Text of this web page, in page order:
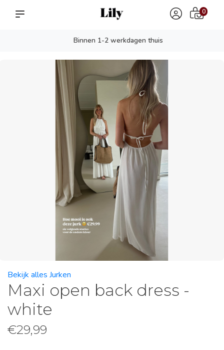
Binnen 1-2 werkdagen thuis
0
Bekijk alles Jurken
Maxi open back dress -
white
€29,99